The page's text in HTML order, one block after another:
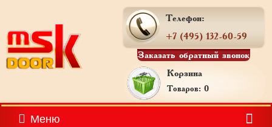
Телефон:
+7 (495) 132-60-59
Заказать обратный звонок
Корзина
Товаров: 0
Меню